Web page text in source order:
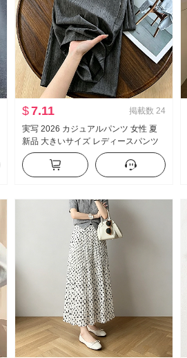
$7.11 掲載数 24
実写 2026 カジュアルパンツ 女性 夏
新品 大きいサイズ レディースパンツ
ルーズ リネン ルーズフィット 太った
mm ストレート 曲げナイフ ワイドパ
ンツ